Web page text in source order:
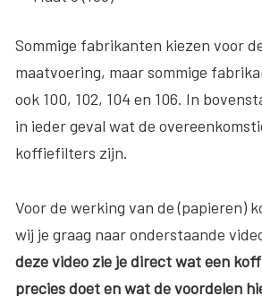
Sommige fabrikanten kiezen voor
maatvoering, maar sommige
ook 100, 102, 104 en 106. In
in ieder geval wat de
koffiefilters zijn.
Voor de werking van de (papieren)
wij je graag naar onderstaande
deze video zie je direct wat een
precies doet en wat de voordelen